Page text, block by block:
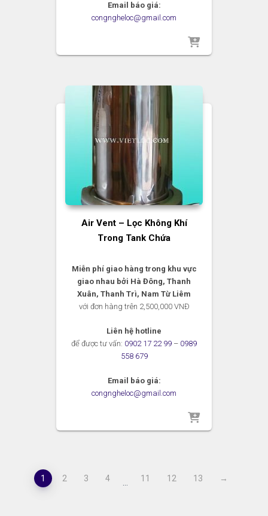
Email báo giá:
congngheloc@gmail.com
Air Vent – Lọc Không Khí
Trong Tank Chứa
Miễn phí giao hàng trong khu vực
giao nhau bởi Hà Đông, Thanh
Xuân, Thanh Trì, Nam Từ Liêm
với đơn hàng trên 2,500,000 VNĐ
Liên hệ hotline
để được tư vấn: 0902 17 22 99 – 0989
558 679
Email báo giá:
congngheloc@gmail.com
1 2 3 4 11 12 13 →